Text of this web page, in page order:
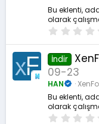
Bu eklenti,
olarak
İndir
09-23
HAN
Bu eklenti,
olarak